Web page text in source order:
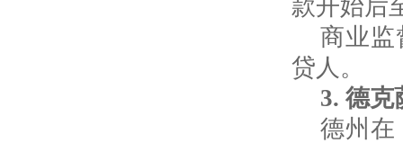
款开始后
商业监
贷人。
3.德克
德州在